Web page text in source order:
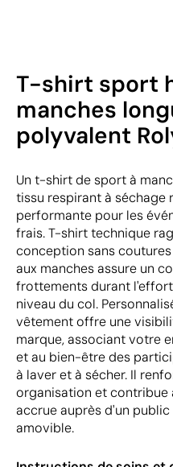
T-shirt sport
manches
polyvalent
Un t-shirt de sport à
tissu respirant à séchage
performante pour les
frais. T-shirt technique
conception sans
aux manches assure un
frottements durant
niveau du col.
vêtement offre une
marque, associant votre
et au bien-être des
à laver et à sécher. Il
organisation et contribue
accrue auprès d'un
amovible.